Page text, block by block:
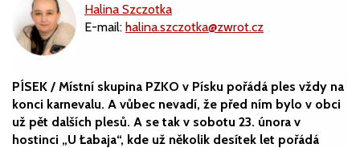
Halina Szczotka
E-mail: halina.szczotka@zwrot.cz
PÍSEK / Místní skupina PZKO v Písku pořádá ples vždy na
konci karnevalu. A vůbec nevadí, že před ním bylo v obci
už pět dalších plesů. A se tak v sobotu 23. února v
hostinci „U Łabaja“, kde už několik desítek let pořádá